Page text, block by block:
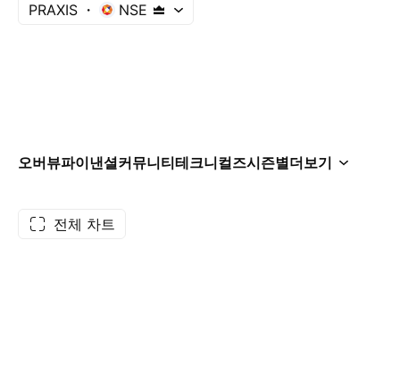
PRAXIS NSE
오버뷰파이낸셜커뮤니티테크니컬즈시즌별더보기
전체 차트